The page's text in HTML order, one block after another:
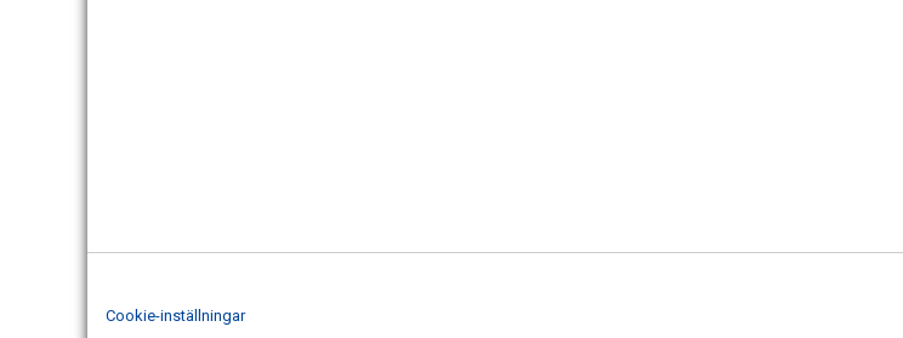
Cookie-inställningar